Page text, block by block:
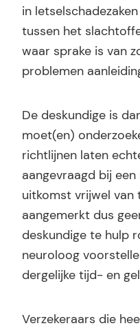
in
tussen het
waar sprake is van
problemen
De deskundige is
moet(en)
richtlijnen laten
aangevraagd bij
uitkomst vrijwel van
aangemerkt dus
deskundige te hulp
neuroloog
dergelijke tijd- en
Verzekeraars die